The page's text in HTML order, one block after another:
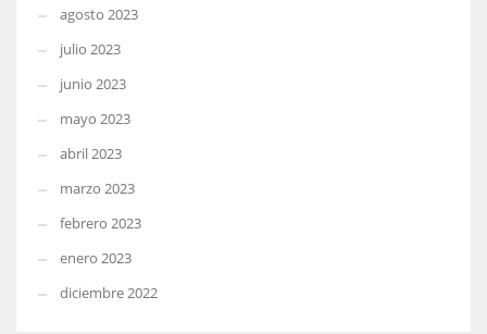
agosto 2023
julio 2023
junio 2023
mayo 2023
abril 2023
marzo 2023
febrero 2023
enero 2023
diciembre 2022